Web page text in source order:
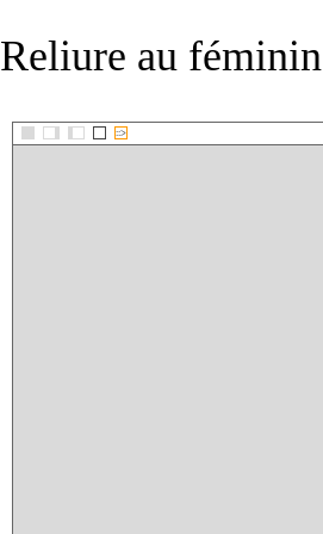
Reliure au féminin
::>